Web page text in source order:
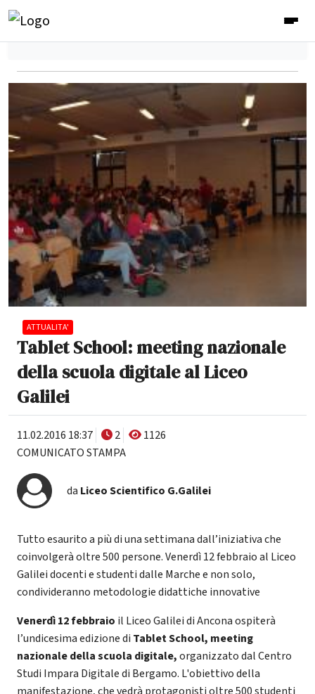
ATTUALITA'
Tablet School: meeting nazionale
della scuola digitale al Liceo
Galilei
11.02.2016 18:37 2
1126
COMUNICATO STAMPA
da Liceo Scientifico G.Galilei
Tutto esaurito a più di una settimana dall’iniziativa che
coinvolgerà oltre 500 persone. Venerdì 12 febbraio al Liceo
Galilei docenti e studenti dalle Marche e non solo,
condivideranno metodologie didattiche innovative
Venerdì 12 febbraio il Liceo Galilei di Ancona ospiterà
l’undicesima edizione di Tablet School, meeting
nazionale della scuola digitale,organizzato dal Centro
Studi Impara Digitale di Bergamo. L'obiettivo della